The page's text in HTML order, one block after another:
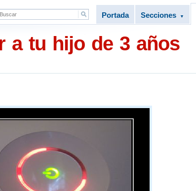
Portada Secciones ▼
a tu hijo de 3 años